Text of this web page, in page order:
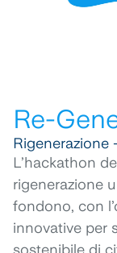
Re-
Rigenerazione
L’hackathon
rigenerazione
fondono, con
innovative per
sostenibile di